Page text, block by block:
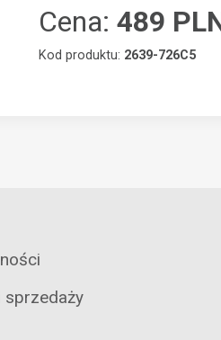
Cena: 489
Kod produktu: 2639-726C5
sprzedaży